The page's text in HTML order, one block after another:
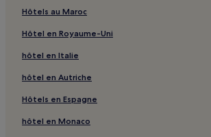
Saint-Germier : hôtels
Beaupuy : hôtels
Monbrun : hôtels
Hôtels au Maroc
Hôtel en Royaume-Uni
hôtel en Italie
hôtel en Autriche
Hôtels en Espagne
hôtel en Monaco